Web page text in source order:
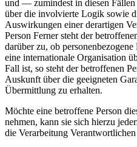
und — zumindest in diesen
über die involvierte Logik sowie
Auswirkungen einer derartigen
Person Ferner steht der
darüber zu, ob
eine internationale Organisation
Fall ist, so steht der betroffenen
Auskunft über die geeigneten
Übermittlung zu erhalten.
Möchte eine betroffene Person
nehmen, kann sie sich hierzu
die Verarbeitung